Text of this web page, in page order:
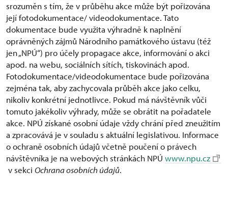
srozuměn s tím, že v průběhu akce může být pořizována
její fotodokumentace/ videodokumentace. Tato
dokumentace bude využita výhradně k naplnění
oprávněných zájmů Národního památkového ústavu (též
jen „NPÚ“) pro účely propagace akce, informování o akci
apod. na webu, sociálních sítích, tiskovinách apod.
Fotodokumentace/videodokumentace bude pořizována
zejména tak, aby zachycovala průběh akce jako celku,
nikoliv konkrétní jednotlivce. Pokud má návštěvník vůči
tomuto jakékoliv výhrady, může se obrátit na pořadatele
akce. NPÚ získané osobní údaje vždy chrání před zneužitím
a zpracovává je v souladu s aktuální legislativou. Informace
o ochraně osobních údajů včetně poučení o právech
návštěvníka je na webových stránkách NPÚ www.npu.cz
v sekci Ochrana osobních údajů.